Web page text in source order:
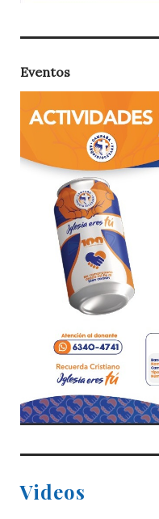
Eventos
Videos